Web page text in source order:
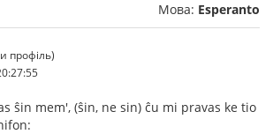
Мова: Esperanto
профіль)
ŝin mem', (ŝin, ne sin) ĉu mi pravas ke tio